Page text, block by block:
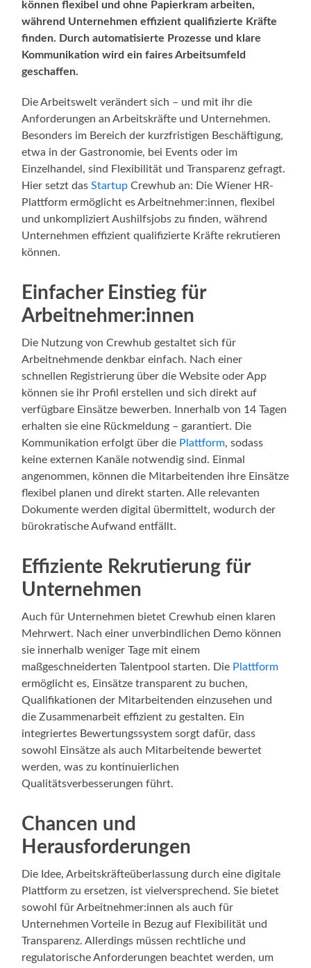
können flexibel und ohne Papierkram arbeiten,
während Unternehmen effizient qualifizierte Kräfte
finden. Durch automatisierte Prozesse und klare
Kommunikation wird ein faires Arbeitsumfeld
geschaffen.
Die Arbeitswelt verändert sich – und mit ihr die
Anforderungen an Arbeitskräfte und Unternehmen.
Besonders im Bereich der kurzfristigen Beschäftigung,
etwa in der Gastronomie, bei Events oder im
Einzelhandel, sind Flexibilität und Transparenz gefragt.
Hier setzt dasStartup Crewhub an: Die Wiener HR-
Plattform ermöglicht es Arbeitnehmer:innen, flexibel
und unkompliziert Aushilfsjobs zu finden, während
Unternehmen effizient qualifizierte Kräfte rekrutieren
können.
Einfacher Einstieg für
Arbeitnehmer:innen
Die Nutzung von Crewhub gestaltet sich für
Arbeitnehmende denkbar einfach. Nach einer
schnellen Registrierung über die Website oder App
können sie ihr Profil erstellen und sich direkt auf
verfügbare Einsätze bewerben. Innerhalb von 14 Tagen
erhalten sie eine Rückmeldung – garantiert. Die
Kommunikation erfolgt über die Plattform, sodass
keine externen Kanäle notwendig sind. Einmal
angenommen, können die Mitarbeitenden ihre Einsätze
flexibel planen und direkt starten. Alle relevanten
Dokumente werden digital übermittelt, wodurch der
bürokratische Aufwand entfällt.
Effiziente Rekrutierung für
Unternehmen
Auch für Unternehmen bietet Crewhub einen klaren
Mehrwert. Nach einer unverbindlichen Demo können
sie innerhalb weniger Tage mit einem
maßgeschneiderten Talentpool starten. Die Plattform
ermöglicht es, Einsätze transparent zu buchen,
Qualifikationen der Mitarbeitenden einzusehen und
die Zusammenarbeit effizient zu gestalten. Ein
integriertes Bewertungssystem sorgt dafür, dass
sowohl Einsätze als auch Mitarbeitende bewertet
werden, was zu kontinuierlichen
Qualitätsverbesserungen führt.
Chancen und
Herausforderungen
Die Idee, Arbeitskräfteüberlassung durch eine digitale
Plattform zu ersetzen, ist vielversprechend. Sie bietet
sowohl für Arbeitnehmer:innen als auch für
Unternehmen Vorteile in Bezug auf Flexibilität und
Transparenz. Allerdings müssen rechtliche und
regulatorische Anforderungen beachtet werden, um